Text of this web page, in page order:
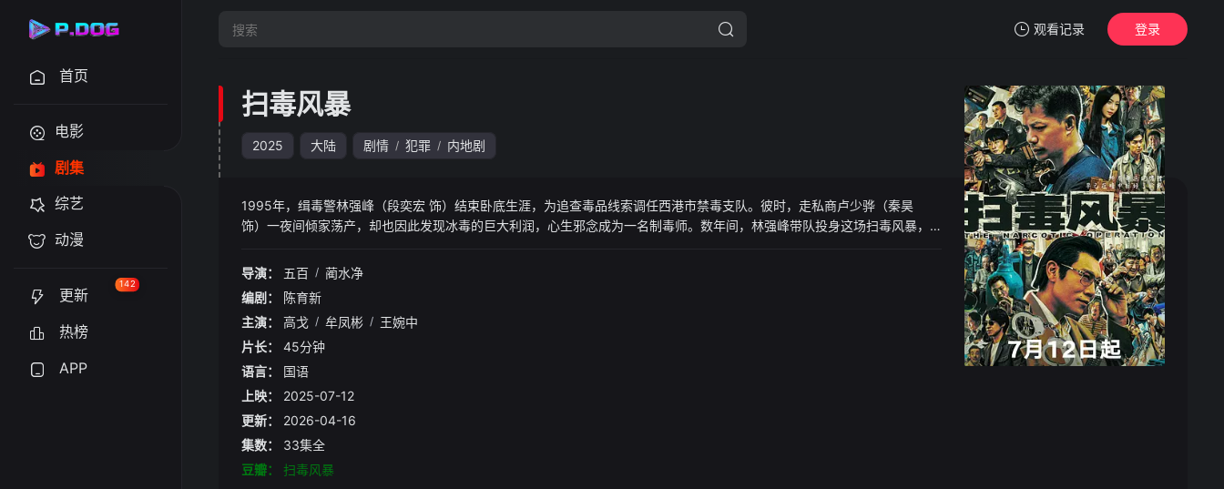
观看记录
暂无观看影片的记录
登录
首页
电影
剧集
综艺
动漫
更新
142
热榜
APP
扫毒风暴
2025 大陆 剧情 / 犯罪 / 内地剧
1995年，缉毒警林强峰（段奕宏 饰）结束卧底生涯，为追查毒品线索调任西港市禁毒支队。彼时，走私商卢少骅（秦昊
饰）一夜间倾家荡产，却也因此发现冰毒的巨大利润，心生邪念成为一名制毒师。数年间，林强峰带队投身这场扫毒风暴，
导演：
五百 / 蔺水净
编剧：
陈育新
主演：
高戈 / 牟凤彬 / 王婉中
片长：
45分钟
语言：
国语
上映：
2025-07-12
更新：
2026-04-16
集数：
33集全
豆瓣：
扫毒风暴